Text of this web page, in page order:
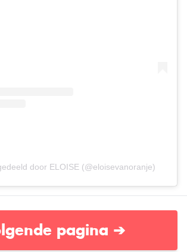
door ELOISE (@eloisevanoranje)
pagina ➔